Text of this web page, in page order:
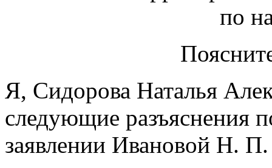
по
Я, Сидорова Наталья
следующие разъяснения
заявлении Ивановой Н. П.